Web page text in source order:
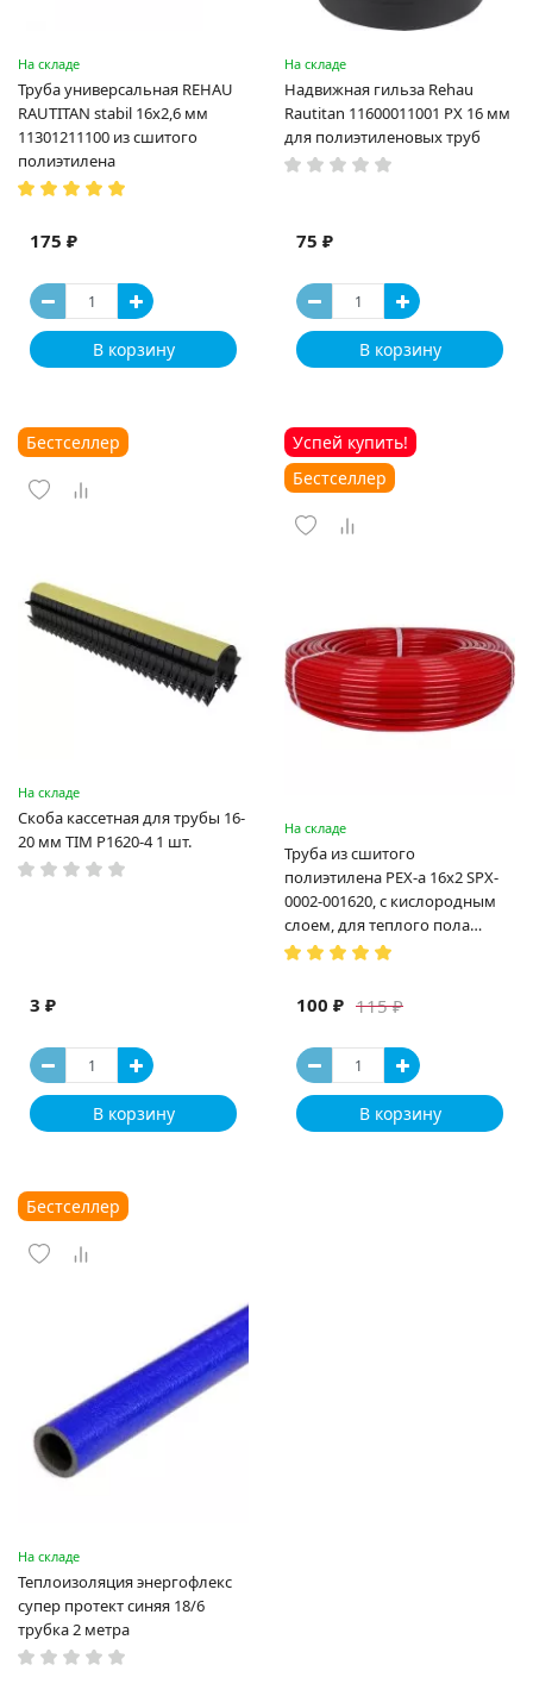
На складе
Труба универсальная REHAU
RAUTITAN stabil 16х2,6 мм
11301211100 из сшитого
полиэтилена
175 ₽
В корзину
На складе
Надвижная гильза Rehau
Rautitan 11600011001 PX 16 мм
для полиэтиленовых труб
75 ₽
В корзину
Бестселлер
На складе
Скоба кассетная для трубы 16-
20 мм TIM P1620-4 1 шт.
3 ₽
В корзину
Успей купить!
Бестселлер
На складе
Труба из сшитого
полиэтилена PEX-a 16х2 SPX-
0002-001620, с кислородным
слоем, для теплого пола
(Испания)
115 ₽
100 ₽
В корзину
Бестселлер
На складе
Теплоизоляция энергофлекс
супер протект синяя 18/6
трубка 2 метра